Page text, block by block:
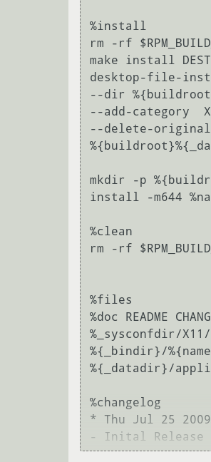
%install
rm -rf
make install
desktop-file-
--dir
--add-category
--delete-
mkdir -p
install -m644
%clean
rm -rf
%files
%doc README
%_sysconfdir/X11/
%{_bindir}/
%{_datadir}/
%changelog
* Thu Jul 25